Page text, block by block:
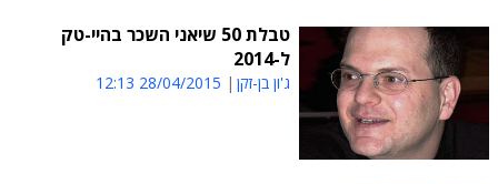
טבלת 50 שיאני השכר בהיי-טק
ל-2014
ג'ון בן-זקן 28/04/2015 12:13